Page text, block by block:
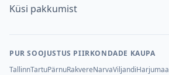
Küsi pakkumist
PUR SOOJUSTUS PIIRKONDADE KAUPA
TallinnTartuPärnuRakvereNarvaViljandiHarjumaa